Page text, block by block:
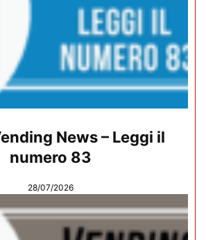
News – Leggi il
numero 83
28/07/2026